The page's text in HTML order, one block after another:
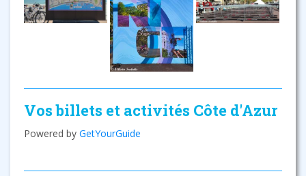
Vos billets et activités Côte d'Azur
Powered by GetYourGuide